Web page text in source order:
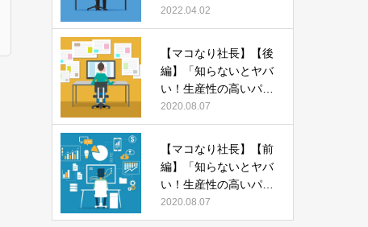
2022.04.02
【マコなり社長】【後
編】「知らないとヤバ
い！生産性の高いパソ
コンの使い方 13選」
をまとめてみた
2020.08.07
【マコなり社長】【前
編】「知らないとヤバ
い！生産性の高いパソ
コンの使い方 13選」
をまとめてみた
2020.08.07